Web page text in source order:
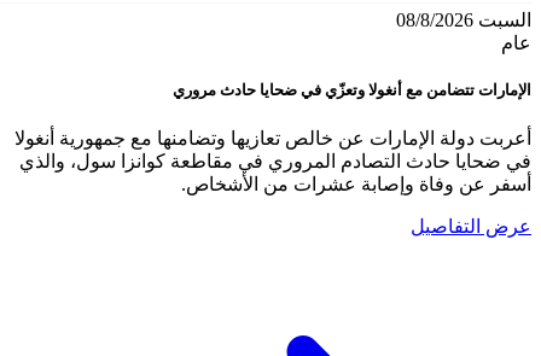
السبت 08/8/2026
عام
الإمارات تتضامن مع أنغولا وتعزّي في ضحايا حادث مروري
أعربت دولة الإمارات عن خالص تعازيها وتضامنها مع جمهورية أنغولا
في ضحايا حادث التصادم المروري في مقاطعة كوانزا سول، والذي
أسفر عن وفاة وإصابة عشرات من الأشخاص.
عرض التفاصيل